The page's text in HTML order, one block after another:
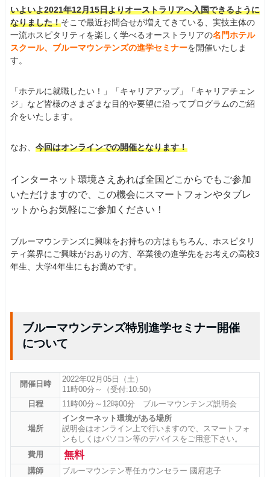
いよいよ2021年12月15日よりオーストラリアへ入国できるように
なりました！そこで最近お問合せが増えてきている、実技主体の
一流ホスピタリティを楽しく学べるオーストラリアの名門ホテル
スクール、ブルーマウンテンズの進学セミナーを開催いたしま
す。
「ホテルに就職したい！」「キャリアアップ」「キャリアチェン
ジ」など皆様のさまざまな目的や要望に沿ってプログラムのご紹
介をいたします。
なお、 今回はオンラインでの開催となります！
インターネット環境さえあれば全国どこからでもご参加
いただけますので、この機会にスマートフォンやタブレ
ットからお気軽にご参加ください！
ブルーマウンテンズに興味をお持ちの方はもちろん、ホスピタリ
ティ業界にご興味がおありの方、卒業後の進学先をお考えの高校3
年生、大学4年生にもお薦めです。
ブルーマウンテンズ特別進学セミナー開催
について
開催日時
2022年02月05日（土）
11時00分～（受付:10:50）
日程
11時00分～12時00分 ブルーマウンテンズ説明会
場所
インターネット環境がある場所
説明会はオンライン上で行いますので、スマートフォ
ンもしくはパソコン等のデバイスをご用意下さい。
費用
無料
講師 ブルーマウンテン専任カウンセラー 國府恵子